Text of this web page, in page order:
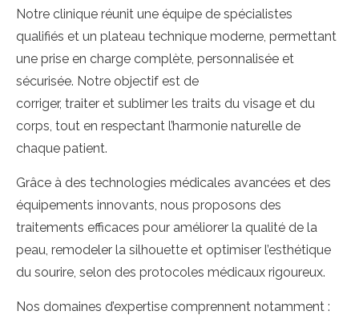
Notre clinique réunit une équipe de spécialistes
qualifiés et un plateau technique moderne, permettant
une prise en charge complète, personnalisée et
sécurisée. Notre objectif est de
corriger, traiter et sublimer les traits du visage et du
corps, tout en respectant l’harmonie naturelle de
chaque patient.
Grâce à des technologies médicales avancées et des
équipements innovants, nous proposons des
traitements efficaces pour améliorer la qualité de la
peau, remodeler la silhouette et optimiser l’esthétique
du sourire, selon des protocoles médicaux rigoureux.
Nos domaines d’expertise comprennent notamment :